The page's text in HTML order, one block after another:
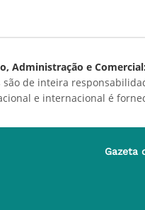
Administração e
são de inteira
e internacional é
Gazeta